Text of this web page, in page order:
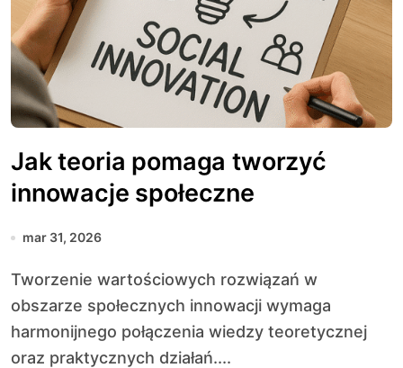
Jak teoria pomaga tworzyć
innowacje społeczne
mar 31, 2026
Tworzenie wartościowych rozwiązań w
obszarze społecznych innowacji wymaga
harmonijnego połączenia wiedzy teoretycznej
oraz praktycznych działań....